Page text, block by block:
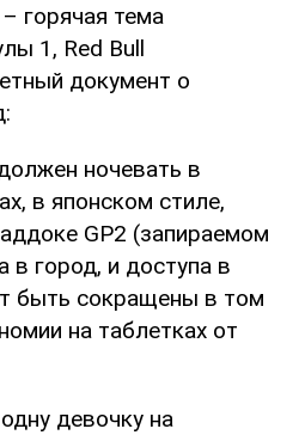
горячая тема
1, Red Bull
документ о
ночевать в
в японском стиле,
GP2 (запираемом
в город, и доступа в
быть сокращены в том
на таблетках от
девочку на